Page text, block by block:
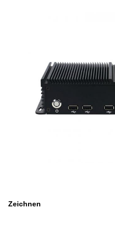
Zeichnen